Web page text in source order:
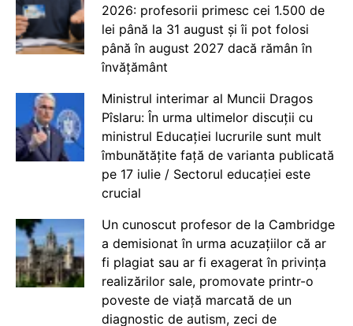
2026: profesorii primesc cei 1.500 de
lei până la 31 august și îi pot folosi
până în august 2027 dacă rămân în
învățământ
Ministrul interimar al Muncii Dragos
Pîslaru: În urma ultimelor discuții cu
ministrul Educației lucrurile sunt mult
îmbunătățite față de varianta publicată
pe 17 iulie / Sectorul educației este
crucial
Un cunoscut profesor de la Cambridge
a demisionat în urma acuzațiilor că ar
fi plagiat sau ar fi exagerat în privința
realizărilor sale, promovate printr-o
poveste de viață marcată de un
diagnostic de autism, zeci de